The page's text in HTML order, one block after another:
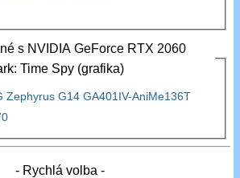
s NVIDIA GeForce RTX 2060
Time Spy (grafika)
- Rychlá volba -